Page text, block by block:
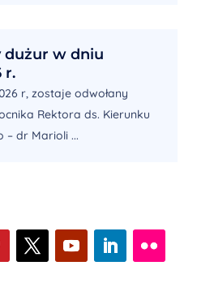
dużur w dniu
r.
r, zostaje odwołany
Rektora ds. Kierunku
– dr Marioli ...